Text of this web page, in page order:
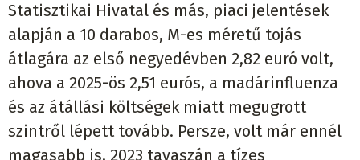
Statisztikai Hivatal és más, piaci jelentések
alapján a 10 darabos, M-es méretű tojás
átlagára az első negyedévben 2,82 euró volt,
ahova a 2025-ös 2,51 eurós, a madárinfluenza
és az átállási költségek miatt megugrott
szintről lépett tovább. Persze, volt már ennél
magasabb is, 2023 tavaszán a tízes